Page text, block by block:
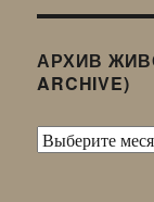
АРХИВ
ARCHIVE)
Архив